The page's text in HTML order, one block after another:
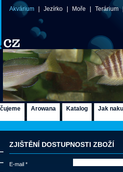
Akvárium Jezírko Moře Terárium
Arowana Katalog Jak
ZJIŠTĚNÍ DOSTUPNOSTI ZBOŽÍ
E-mail *